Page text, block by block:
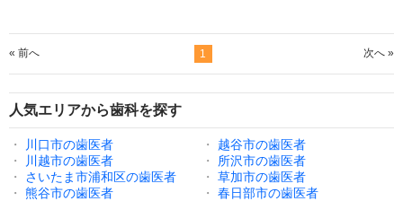
« 前へ 1 次へ »
人気エリアから歯科を探す
・ 川口市の歯医者 ・
越谷市の歯医者
・
川越市の歯医者 ・
所沢市の歯医者
・
さいたま市浦和区の歯医者 ・
草加市の歯医者
・
熊谷市の歯医者 ・ 春日部市の歯医者